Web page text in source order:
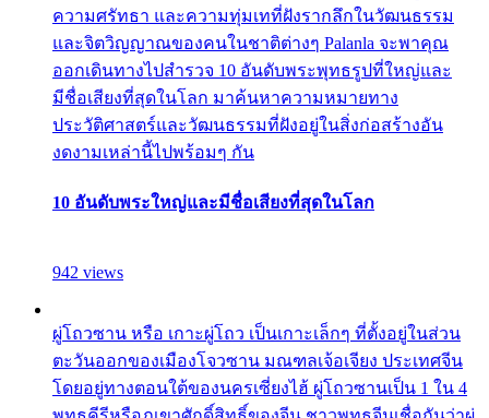
ความศรัทธา และความทุ่มเทที่ฝังรากลึกในวัฒนธรรม
และจิตวิญญาณของคนในชาติต่างๆ Palanla จะพาคุณ
ออกเดินทางไปสำรวจ 10 อันดับพระพุทธรูปที่ใหญ่และ
มีชื่อเสียงที่สุดในโลก มาค้นหาความหมายทาง
ประวัติศาสตร์และวัฒนธรรมที่ฝังอยู่ในสิ่งก่อสร้างอัน
งดงามเหล่านี้ไปพร้อมๆ กัน
10 อันดับพระใหญ่และมีชื่อเสียงที่สุดในโลก
942 views
ผู่โถวซาน หรือ เกาะผู่โถว เป็นเกาะเล็กๆ ที่ตั้งอยู่ในส่วน
ตะวันออกของเมืองโจวซาน มณฑลเจ้อเจียง ประเทศจีน
โดยอยู่ทางตอนใต้ของนครเซี่ยงไฮ้ ผู่โถวซานเป็น 1 ใน 4